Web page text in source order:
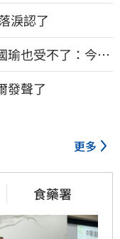
淚認了
瑜也受不了：今年
發聲了
更多
食藥署